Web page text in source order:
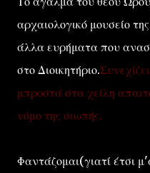
αρχαιολογικό μουσείο
άλλα ευρήματα που
στο Διοικητήριο.
μπροστά στα χείλη
νόμο της σιωπής.
Φαντάζομαι(γιατί έτσι